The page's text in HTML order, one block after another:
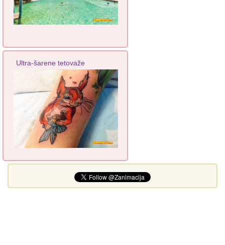
Ultra-šarene tetovaže